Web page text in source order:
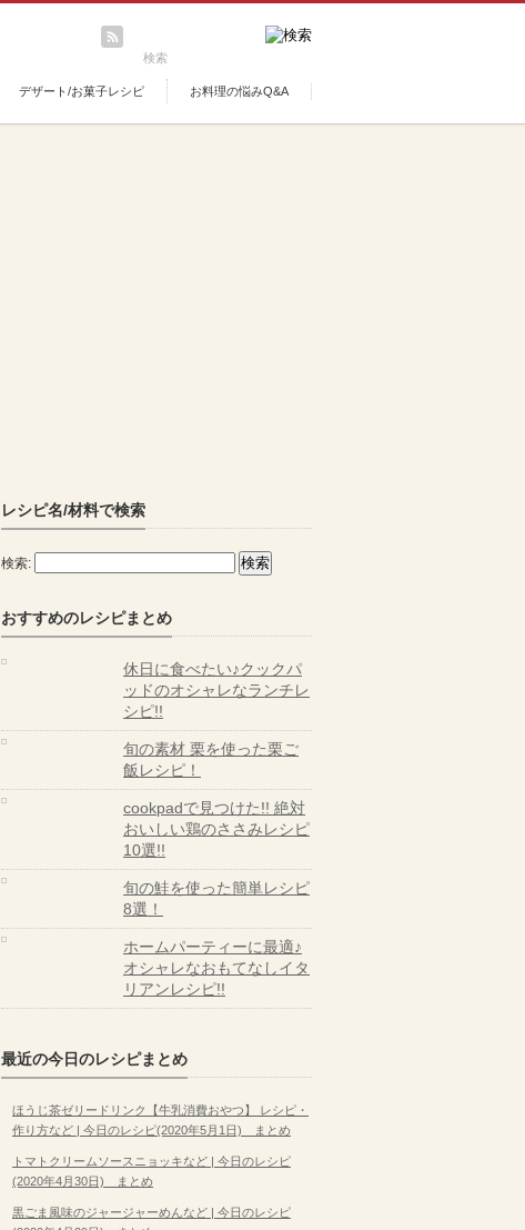
デザート/お菓子レシピ お料理の悩みQ&A
レシピ名/材料で検索
検索:
おすすめのレシピまとめ
休日に食べたい♪クックパ
ッドのオシャレなランチレ
シピ!!
旬の素材 栗を使った栗ご
飯レシピ！
cookpadで見つけた!! 絶対
おいしい鶏のささみレシピ
10選!!
旬の鮭を使った簡単レシピ
8選！
ホームパーティーに最適♪
オシャレなおもてなしイタ
リアンレシピ!!
最近の今日のレシピまとめ
ほうじ茶ゼリードリンク【牛乳消費おやつ】 レシピ・
作り方など | 今日のレシピ(2020年5月1日) まとめ
トマトクリームソースニョッキなど | 今日のレシピ
(2020年4月30日) まとめ
黒ごま風味のジャージャーめんなど | 今日のレシピ